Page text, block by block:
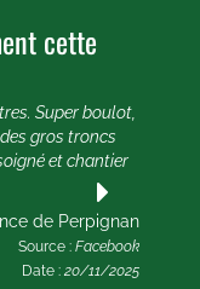
cette
Super boulot,
gros troncs
et chantier
de Perpignan
Source : Facebook
Date : 20/11/2025